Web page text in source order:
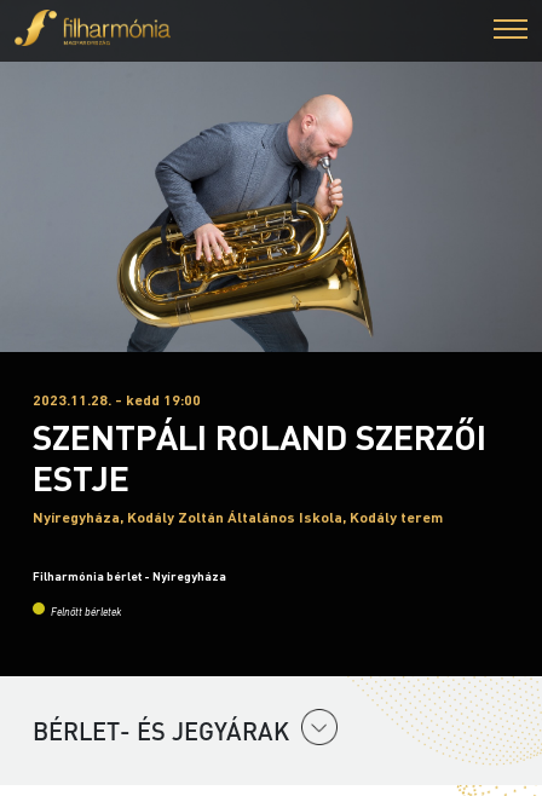
2023.11.28. - kedd 19:00
SZENTPÁLI ROLAND SZERZŐI
ESTJE
Nyíregyháza, Kodály Zoltán Általános Iskola, Kodály terem
Filharmónia bérlet - Nyíregyháza
Felnőtt bérletek
BÉRLET- ÉS JEGYÁRAK